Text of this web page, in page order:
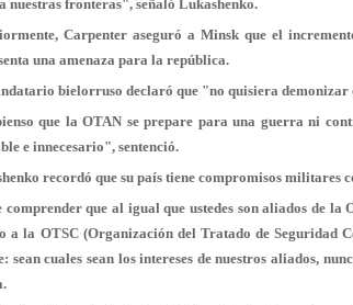
nuestras fronteras", señaló Lukashenko.
Carpenter aseguró a Minsk que el
una amenaza para la república.
bielorruso declaró que "no quisiera demonizar
que la OTAN se prepare para una guerra ni
e innecesario", sentenció.
recordó que su país tiene compromisos militares
comprender que al igual que ustedes son aliados de la
a la OTSC (Organización del Tratado de Seguridad
sean cuales sean los intereses de nuestros aliados,